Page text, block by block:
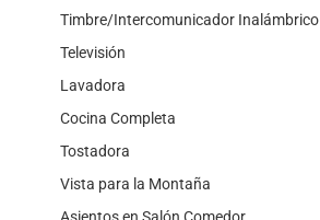
Timbre/Intercomunicador Inalámbrico
Televisión
Lavadora
Cocina Completa
Tostadora
Vista para la Montaña